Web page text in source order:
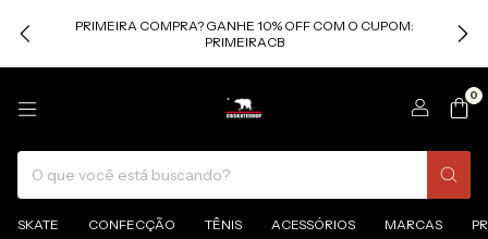
PRIMEIRA COMPRA? GANHE 10% OFF COM O CUPOM:
PRIMEIRACB
0
SKATE CONFECÇÃO TÊNIS ACESSÓRIOS MARCAS